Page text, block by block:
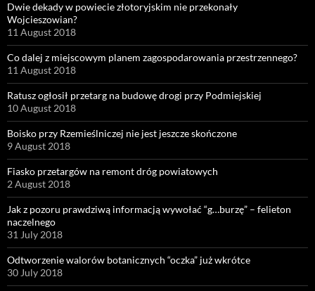
Dwie dekady w powiecie złotoryjskim nie przekonały
Wojcieszowian?
11 August 2018
Co dalej z miejscowym planem zagospodarowania przestrzennego?
11 August 2018
Ratusz ogłosił przetarg na budowę drogi przy Podmiejskiej
10 August 2018
Boisko przy Rzemieślniczej nie jest jeszcze skończone
9 August 2018
Fiasko przetargów na remont dróg powiatowych
2 August 2018
Jak z pozoru prawdziwą informacją wywołać “g…burzę” – felieton
naczelnego
31 July 2018
Odtworzenie walorów botanicznych “oczka” już wkrótce
30 July 2018